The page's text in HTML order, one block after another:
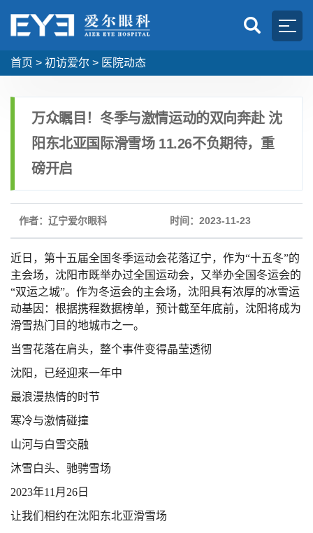
首页 > 初访爱尔 > 医院动态
万众瞩目！冬季与激情运动的双向奔赴 沈
阳东北亚国际滑雪场 11.26不负期待，重
磅开启
作者：辽宁爱尔眼科 时间：2023-11-23
近日，第十五届全国冬季运动会花落辽宁，作为“十五冬”的
主会场，沈阳市既举办过全国运动会，又举办全国冬运会的
“双运之城”。作为冬运会的主会场，沈阳具有浓厚的冰雪运
动基因：根据携程数据榜单，预计截至年底前，沈阳将成为
滑雪热门目的地城市之一。
当雪花落在肩头，整个事件变得晶莹透彻
沈阳，已经迎来一年中
最浪漫热情的时节
寒冷与激情碰撞
山河与白雪交融
沐雪白头、驰骋雪场
2023年11 月 26 日
让我们相约在沈阳东北亚滑雪场